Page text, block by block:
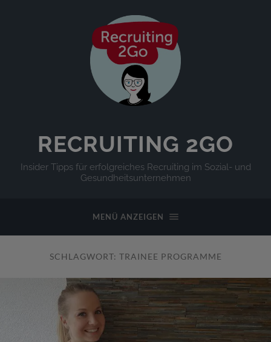
RECRUITING 2GO
Insider Tipps für erfolgreiches Recruiting im Sozial- und
Gesundheitsunternehmen
MENÜ ANZEIGEN
SCHLAGWORT: TRAINEE PROGRAMME